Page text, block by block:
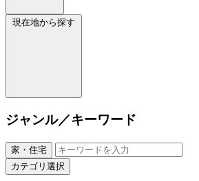
現在地から探す
ジャンル／キーワード
家・住宅
カテゴリ選択